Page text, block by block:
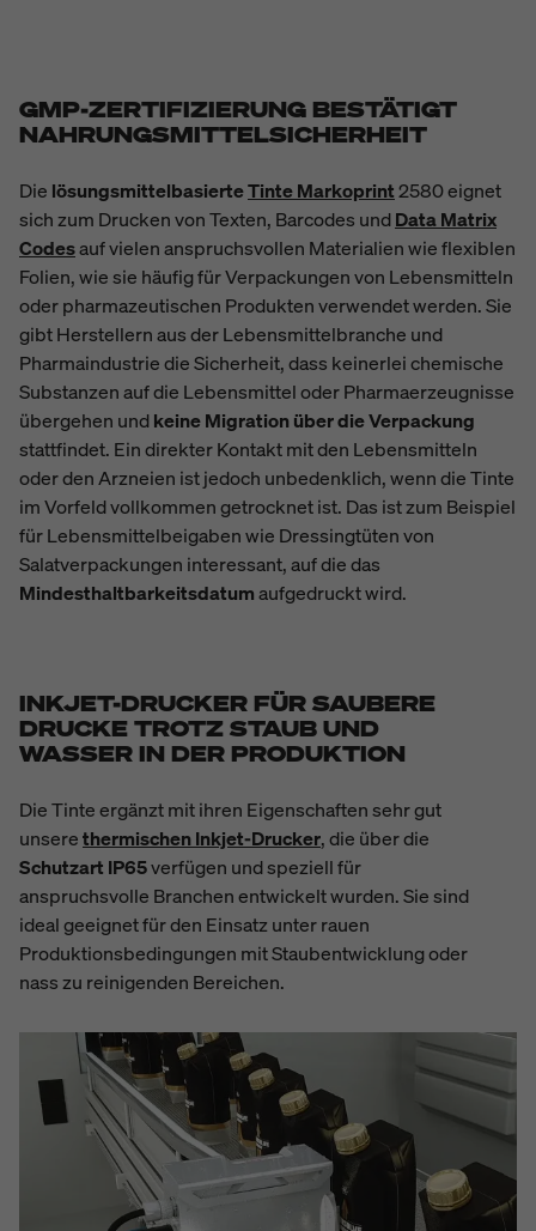
GMP-ZERTIFIZIERUNG BESTÄTIGT
NAHRUNGSMITTELSICHERHEIT
Die lösungsmittelbasierteTinte Markoprint2580 eignet
sich zum Drucken von Texten, Barcodes undData Matrix
Codesauf vielen anspruchsvollen Materialien wie flexiblen
Folien, wie sie häufig für Verpackungen von Lebensmitteln
oder pharmazeutischen Produkten verwendet werden. Sie
gibt Herstellern aus der Lebensmittelbranche und
Pharmaindustrie die Sicherheit, dass keinerlei chemische
Substanzen auf die Lebensmittel oder Pharmaerzeugnisse
übergehen undkeine Migration über die Verpackung
stattfindet. Ein direkter Kontakt mit den Lebensmitteln
oder den Arzneien ist jedoch unbedenklich, wenn die Tinte
im Vorfeld vollkommen getrocknet ist. Das ist zum Beispiel
für Lebensmittelbeigaben wie Dressingtüten von
Salatverpackungen interessant, auf die das
Mindesthaltbarkeitsdatumaufgedruckt wird.
INKJET-DRUCKER FÜR SAUBERE
DRUCKE TROTZ STAUB UND
WASSER IN DER PRODUKTION
Die Tinte ergänzt mit ihren Eigenschaften sehr gut
unserethermischen Inkjet-Drucker, die über die
Schutzart IP65verfügen und speziell für
anspruchsvolle Branchen entwickelt wurden. Sie sind
ideal geeignet für den Einsatz unter rauen
Produktionsbedingungen mit Staubentwicklung oder
nass zu reinigenden Bereichen.